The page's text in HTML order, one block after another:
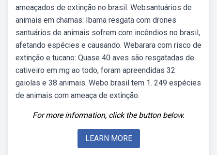
ameaçados de extinção no brasil. Websantuários de
animais em chamas: Ibama resgata com drones
santuários de animais sofrem com incêndios no brasil,
afetando espécies e causando. Webarara com risco de
extinção e tucano: Quase 40 aves são resgatadas de
cativeiro em mg ao todo, foram apreendidas 32
gaiolas e 38 animais. Webo brasil tem 1. 249 espécies
de animais com ameaça de extinção.
For more information, click the button below.
LEARN MORE